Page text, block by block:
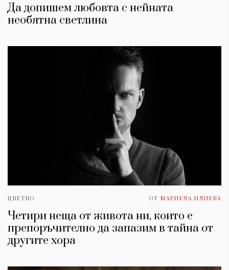
Да допишем любовта с нейната
необятна светлина
ЦВЕТНО ОТ МАРИЕЛА ИЛИЕВА
Четири неща от живота ни, които е
препоръчително да запазим в тайна от
другите хора